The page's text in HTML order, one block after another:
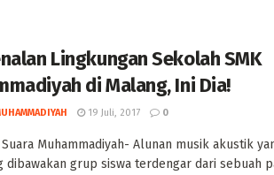
Lingkungan Sekolah SMK
di Malang, Ini Dia!
19 Juli, 2017 0
Suara Muhammadiyah- Alunan musik akustik
dibawakan grup siswa terdengar dari sebuah